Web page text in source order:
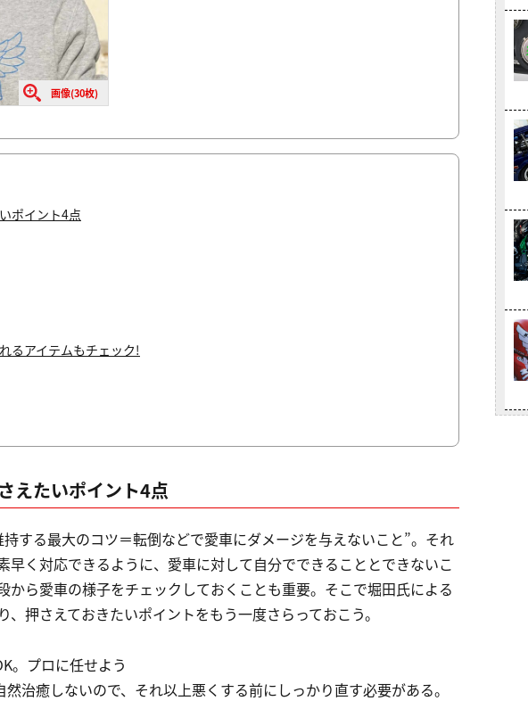
画像(30枚)
ポイント4点
るアイテムもチェック!
えたいポイント4点
する最大のコツ＝転倒などで愛車にダメージを与えないこと”。それ
早く対応できるように、愛車に対して自分でできることとできないこ
から愛車の様子をチェックしておくことも重要。そこで堀田氏による
押さえておきたいポイントをもう一度さらっておこう。
。プロに任せよう
治癒しないので、それ以上悪くする前にしっかり直す必要がある。